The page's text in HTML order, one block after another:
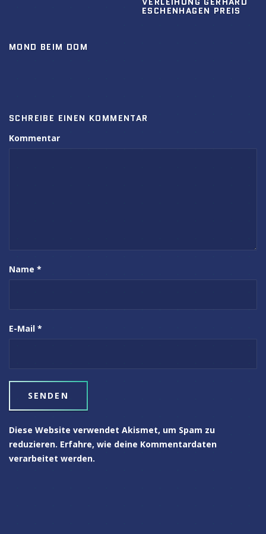
ESCHENHAGEN PREIS
MOND BEIM DOM
SCHREIBE EINEN KOMMENTAR
Kommentar
Name *
E-Mail *
Diese Website verwendet Akismet, um Spam zu
reduzieren. Erfahre, wie deine Kommentardaten
verarbeitet werden.